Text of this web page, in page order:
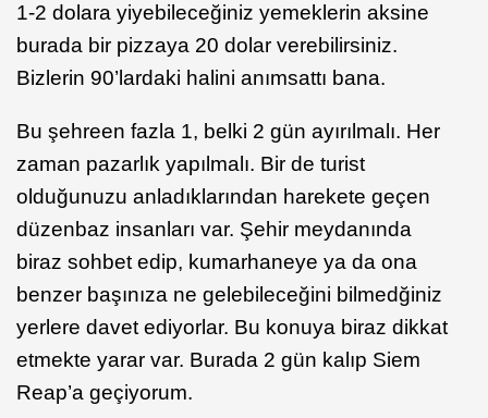
1-2 dolara yiyebileceğiniz yemeklerin aksine
burada bir pizzaya 20 dolar verebilirsiniz.
Bizlerin 90’lardaki halini anımsattı bana.
Bu şehreen fazla 1, belki 2 gün ayırılmalı. Her
zaman pazarlık yapılmalı. Bir de turist
olduğunuzu anladıklarından harekete geçen
düzenbaz insanları var. Şehir meydanında
biraz sohbet edip, kumarhaneye ya da ona
benzer başınıza ne gelebileceğini bilmedğiniz
yerlere davet ediyorlar. Bu konuya biraz dikkat
etmekte yarar var. Burada 2 gün kalıp Siem
Reap’a geçiyorum.